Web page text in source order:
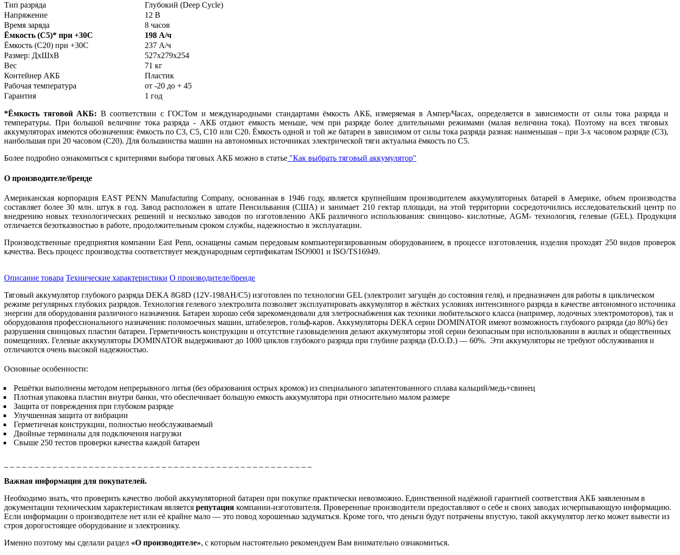
Тип разряда
Глубокий (Deep Cycle)
Напряжение
12 В
Время заряда
8 часов
Ёмкость (С5)* при +30С
198 А/ч
Ёмкость (С20) при +30С
237 А/ч
Размер: ДхШхВ
527х279х254
Вес
71 кг
Контейнер АКБ
Пластик
Рабочая температура
от -20 до + 45
Гарантия
1 год
*Ёмкость тяговой АКБ: В соответствии с ГОСТом и международными стандартами ёмкость АКБ, измеряемая в Ампер/Часах, определяется в зависимости от силы тока разряда и
температуры. При большой величине тока разряда - АКБ отдают емкость меньше, чем при разряде более длительными режимами (малая величина тока). Поэтому на всех тяговых
аккумуляторах имеются обозначения: ёмкость по С3, С5, С10 или С20. Ёмкость одной и той же батареи в зависимом от силы тока разряда разная: наименьшая – при 3-х часовом разряде (С3),
наибольшая при 20 часовом (С20). Для большинства машин на автономных источниках электрической тяги актуальна ёмкость по С5.
Более подробно ознакомиться с критериями выбора тяговых АКБ можно в статье "Как выбрать тяговый аккумулятор"
О производителе/бренде
Американская корпорация EAST PENN Manufacturing Company, основанная в 1946 году, является крупнейшим производителем аккумуляторных батарей в Америке, объем производства
составляет более 30 млн. штук в год. Завод расположен в штате Пенсильвания (США) и занимает 210 гектар площади, на этой территории сосредоточились исследовательский центр по
внедрению новых технологических решений и несколько заводов по изготовлению АКБ различного использования: свинцово- кислотные, AGM- технология, гелевые (GEL). Продукция
отличается безотказностью в работе, продолжительным сроком службы, надежностью в эксплуатации.
Производственные предприятия компании East Penn, оснащены самым передовым компьютеризированным оборудованием, в процессе изготовления, изделия проходят 250 видов проверок
качества. Весь процесс производства соответствует международным сертификатам ISO9001 и ISO/TS16949.
Описание товара Технические характеристики О производителе/бренде
Тяговый аккумулятор глубокого разряда DEKA 8G8D (12V-198AH/C5) изготовлен по технологии GEL (электролит загущён до состояния геля), и предназначен для работы в циклическом
режиме регулярных глубоких разрядов. Технология гелевого электролита позволяет эксплуатировать аккумулятор в жёстких условиях интенсивного разряда в качестве автономного источника
энергии для оборудования различного назначения. Батареи хорошо себя зарекомендовали для элетроснабжения как техники любительского класса (например, лодочных электромоторов), так и
оборудования профессионального назначения: поломоечных машин, штабелеров, гольф-каров. Аккумуляторы DEKA серии DOMINATOR имеют возможность глубокого разряда (до 80%) без
разрушения свинцовых пластин батареи. Герметичность конструкции и отсутствие газовыделения делают аккумуляторы этой серии безопасным при использовании в жилых и общественных
помещениях. Гелевые аккумуляторы DOMINATOR выдерживают до 1000 циклов глубокого разряда при глубине разряда (D.O.D.) — 60%. Эти аккумуляторы не требуют обслуживания и
отличаются очень высокой надежностью.
Основные особенности:
Решётки выполнены методом непрерывного литья (без образования острых кромок) из специального запатентованного сплава кальций/медь+свинец
Плотная упаковка пластин внутри банки, что обеспечивает большую емкость аккумулятора при относительно малом размере
Защита от повреждения при глубоком разряде
Улучшенная защита от вибрации
Герметичная конструкции, полностью необслуживаемый
Двойные терминалы для подключения нагрузки
Свыше 250 тестов проверки качества каждой батареи
Важная информация для покупателей.
Необходимо знать, что проверить качество любой аккумуляторной батареи при покупке практически невозможно. Единственной надёжной гарантией соответствия АКБ заявленным в
документации техническим характеристикам является репутация компании-изготовителя. Проверенные производители предоставляют о себе и своих заводах исчерпывающую информацию.
Если информации о производителе нет или её крайне мало — это повод хорошенько задуматься. Кроме того, что деньги будут потрачены впустую, такой аккумулятор легко может вывести из
строя дорогостоящее оборудование и электронику.
Именно поэтому мы сделали раздел «О производителе», с которым настоятельно рекомендуем Вам внимательно ознакомиться.